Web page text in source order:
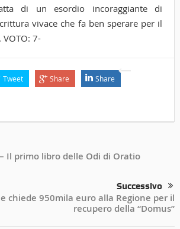
di un esordio incoraggiante di
vivace che fa ben sperare per il
7-
Tweet Share Share
Il primo libro delle Odi di Oratio
Successivo
chiede 950mila euro alla Regione per il
recupero della “Domus”